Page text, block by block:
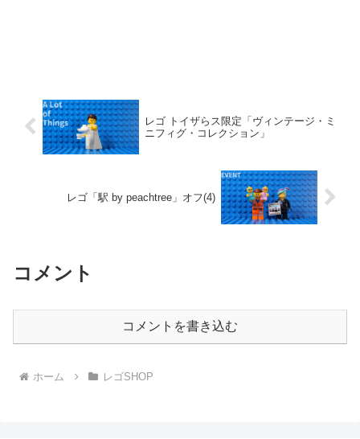
レゴ トイザらス限定「ヴィンテージ・ミ
ニフィグ・コレクション」
レゴ「駅 by peachtree」オフ(4)
コメント
コメントを書き込む
ホーム レゴSHOP